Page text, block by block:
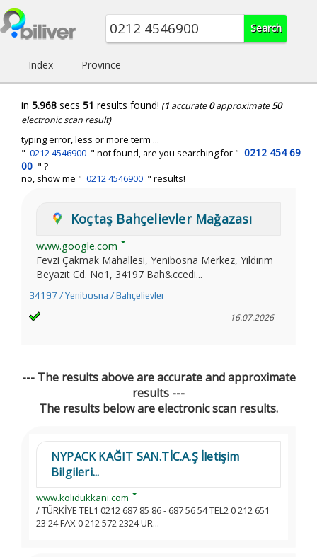
Index Province
in 5.968 secs 51 results found! (1 accurate0approximate50
electronic scan result)
typing error, less or more term ...
" 0212 4546900 " not found, are you searching for " 0212 454 69
00 " ?
no, show me " 0212 4546900 " results!
Koçtaş Bahçelievler Mağazası
www.google.com
Fevzi Çakmak Mahallesi, Yenibosna Merkez, Yıldırım
Beyazıt Cd. No1, 34197 Bah&ccedi...
34197 / Yenibosna / Bahçelievler
16.07.2026
--- The results above are accurate and approximate
results ---
The results below are electronic scan results.
NYPACK KAĞIT SAN.TİC.A.Ş İletişim
Bilgileri...
www.kolidukkani.com
/ TÜRKİYE TEL1 0212 687 85 86 - 687 56 54 TEL2 0 212 651
23 24 FAX 0 212 572 2324 UR...